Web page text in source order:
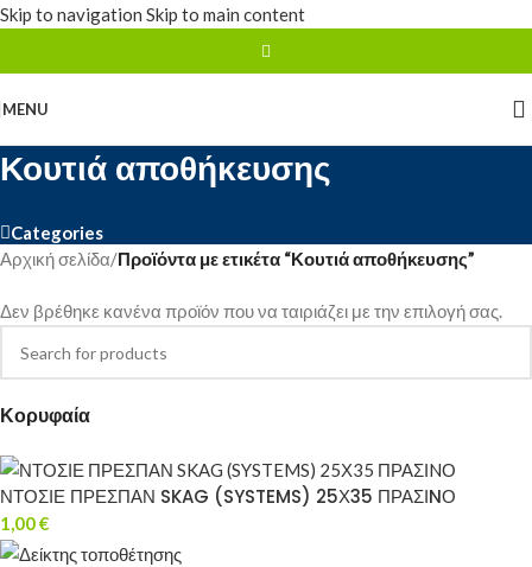
Skip to navigation Skip to main content
MENU
Κουτιά αποθήκευσης
Categories
Κορυφαία
ΝΤΟΣΙΕ ΠΡΕΣΠΑΝ SKAG (SYSTEMS) 25Χ35 ΠΡΑΣΙNΟ
1,00€
Αρχική σελίδα/Προϊόντα με ετικέτα “Κουτιά αποθήκευσης”
Δεν βρέθηκε κανένα προϊόν που να ταιριάζει με την επιλογή σας.